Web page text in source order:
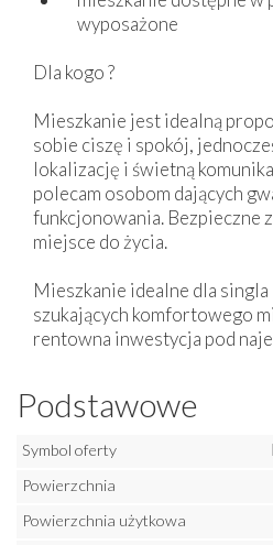
wyposażone
Dla kogo ?
Mieszkanie jest idealną
sobie ciszę i spokój,
lokalizację i świetną
polecam osobom dających
funkcjonowania. Bezpieczne
miejsce do życia.
Mieszkanie idealne dla
szukających komfortowego
rentowna inwestycja pod
Podstawowe
Symbol oferty
Powierzchnia
Powierzchnia użytkowa